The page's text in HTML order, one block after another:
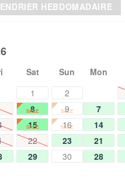
HEBDOMADAIRE
Sat
Sun
1
2
8
SALE 9
SALE
15
SALE 16
SALE
22
23
29
30
Mon
7
14
21
28